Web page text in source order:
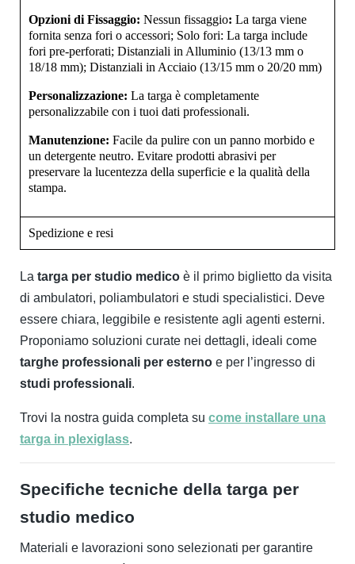
Opzioni di Fissaggio: Nessun fissaggio: La targa viene
fornita senza fori o accessori; Solo fori: La targa include
fori pre-perforati; Distanziali in Alluminio (13/13 mm o
18/18 mm); Distanziali in Acciaio (13/15 mm o 20/20 mm)
Personalizzazione: La targa è completamente
personalizzabile con i tuoi dati professionali.
Manutenzione: Facile da pulire con un panno morbido e
un detergente neutro. Evitare prodotti abrasivi per
preservare la lucentezza della superficie e la qualità della
stampa.
Spedizione e resi
La targa per studio medico è il primo biglietto da visita
di ambulatori, poliambulatori e studi specialistici. Deve
essere chiara, leggibile e resistente agli agenti esterni.
Proponiamo soluzioni curate nei dettagli, ideali come
targhe professionali per esterno e per l’ingresso di
studi professionali.
Trovi la nostra guida completa su come installare una
targa in plexiglass.
Specifiche tecniche della targa per
studio medico
Materiali e lavorazioni sono selezionati per garantire